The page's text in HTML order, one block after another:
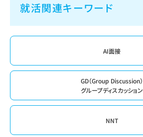
就活関連キーワード
AI面接
GD（Group Discussion）
グループディスカッション
NNT